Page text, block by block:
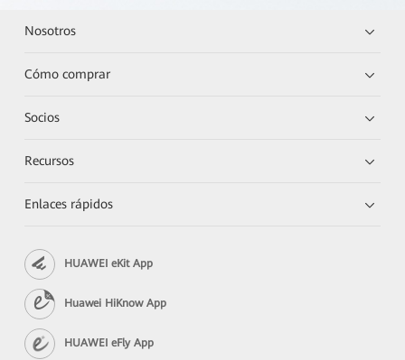
Nosotros
Cómo comprar
Socios
Recursos
Enlaces rápidos
HUAWEI eKit App
Huawei HiKnow App
HUAWEI eFly App